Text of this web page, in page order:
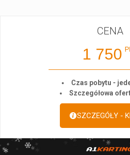
CENA
1 750
Czas pobytu -
Szczegółowa
SZCZEGÓŁY -